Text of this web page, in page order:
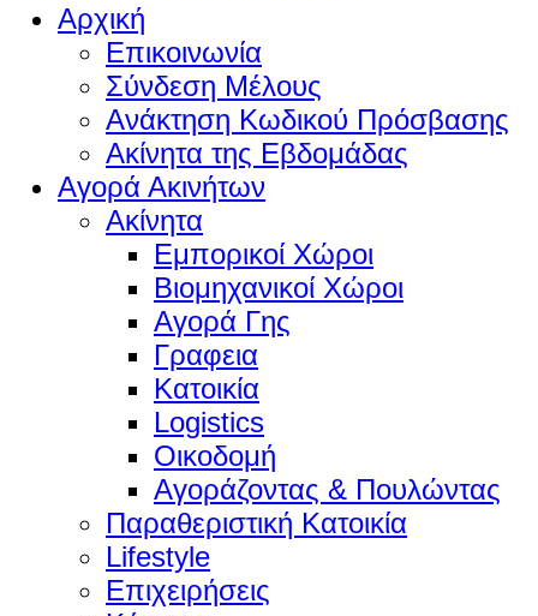
Αρχική
Επικοινωνία
Σύνδεση Μέλους
Ανάκτηση Κωδικού Πρόσβασης
Ακίνητα της Εβδομάδας
Αγορά Ακινήτων
Ακίνητα
Εμπορικοί Χώροι
Βιομηχανικοί Χώροι
Αγορά Γης
Γραφεια
Κατοικία
Logistics
Οικοδομή
Αγοράζοντας & Πουλώντας
Παραθεριστική Κατοικία
Lifestyle
Επιχειρήσεις